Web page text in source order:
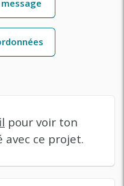
pour voir ton
ce projet.